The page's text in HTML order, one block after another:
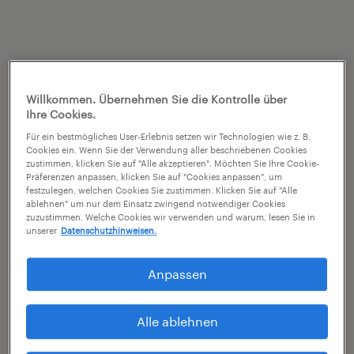
Willkommen. Übernehmen Sie die Kontrolle über
Ihre Cookies.
Für ein bestmögliches User-Erlebnis setzen wir Technologien wie z. B.
Cookies ein. Wenn Sie der Verwendung aller beschriebenen Cookies
zustimmen, klicken Sie auf "Alle akzeptieren". Möchten Sie Ihre Cookie-
Präferenzen anpassen, klicken Sie auf "Cookies anpassen", um
festzulegen, welchen Cookies Sie zustimmen. Klicken Sie auf "Alle
ablehnen" um nur dem Einsatz zwingend notwendiger Cookies
zuzustimmen. Welche Cookies wir verwenden und warum, lesen Sie in
unserer Datenschutzhinweisen.
Anpassen
Alle ablehnen